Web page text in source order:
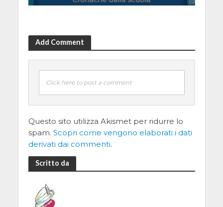
Add Comment
Click here to post a comment
Questo sito utilizza Akismet per ridurre lo
spam. Scopri come vengono elaborati i dati
derivati dai commenti.
Scritto da